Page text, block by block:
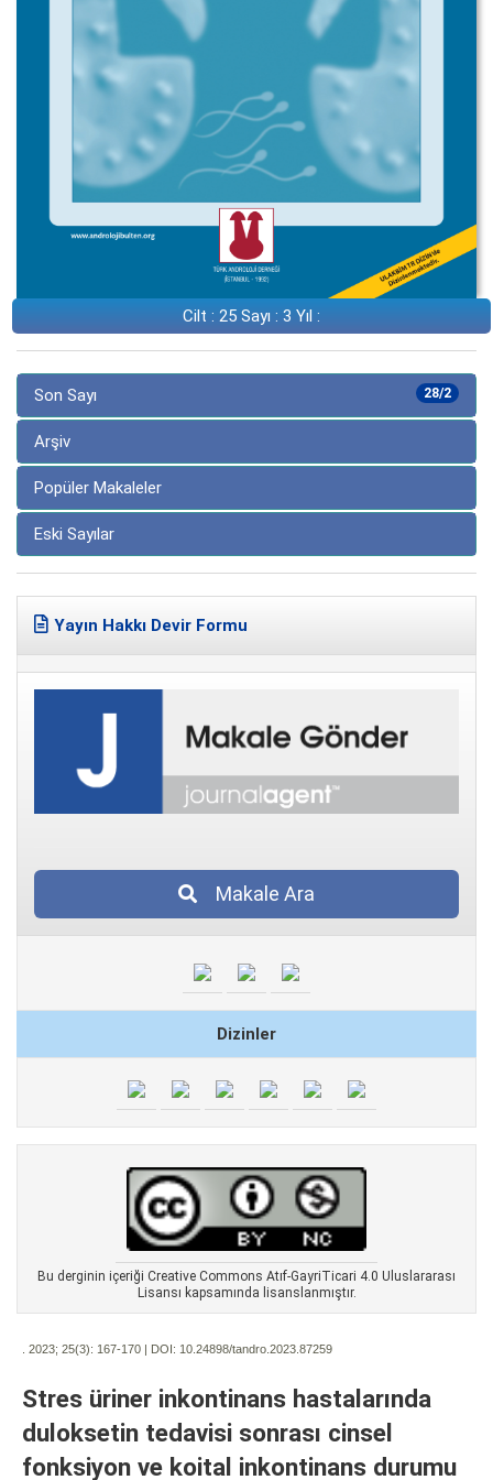
Cilt : 25 Sayı : 3 Yıl :
28/2
Son Sayı
Arşiv
Popüler Makaleler
Eski Sayılar
Yayın Hakkı Devir Formu
Makale Ara
Dizinler
Bu derginin içeriği Creative Commons Atıf-GayriTicari 4.0 Uluslararası
Lisansı kapsamında lisanslanmıştır.
. 2023; 25(3): 167-170 | DOI: 10.24898/tandro.2023.87259
Stres üriner inkontinans hastalarında
duloksetin tedavisi sonrası cinsel
fonksiyon ve koital inkontinans durumu